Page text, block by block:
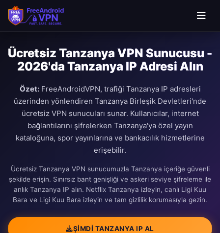
Ücretsiz Tanzanya VPN Sunucusu -
2026'da Tanzanya IP Adresi Alın
Özet:FreeAndroidVPN, trafiği Tanzanya IP adresleri
üzerinden yönlendiren Tanzanya Birleşik Devletleri'nde
ücretsiz VPN sunucuları sunar. Kullanıcılar, internet
bağlantılarını şifrelerken Tanzanya'ya özel yayın
kataloğuna, spor yayınlarına ve bankacılık hizmetlerine
erişebilir.
Ücretsiz Tanzanya VPN sunucumuzla Tanzanya içeriğe güvenli
şekilde erişin. Sınırsız bant genişliği ve askeri seviye şifreleme ile
anlık Tanzanya IP alın. Netflix Tanzanya izleyin, canlı Ligi Kuu
Bara ve Ligi Kuu Bara izleyin ve tam gizlilik korumasıyla gezin.
ŞIMDI TANZANYA IP AL